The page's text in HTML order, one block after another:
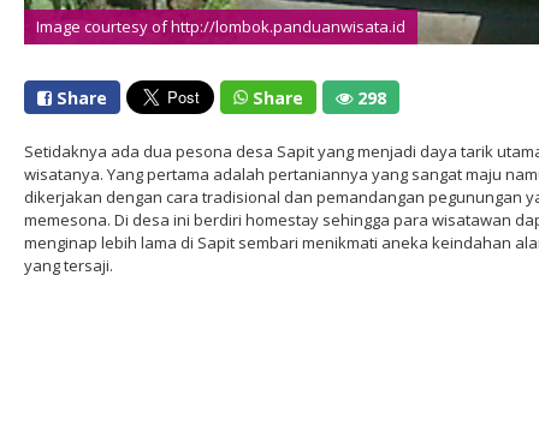
Image courtesy of http://lombok.panduanwisata.id
Share Share 298
Setidaknya ada dua pesona desa Sapit yang menjadi daya tarik
wisatanya. Yang pertama adalah pertaniannya yang sangat maju
dikerjakan dengan cara tradisional dan pemandangan pegunungan
memesona. Di desa ini berdiri homestay sehingga para wisatawan
menginap lebih lama di Sapit sembari menikmati aneka keindahan
yang tersaji.